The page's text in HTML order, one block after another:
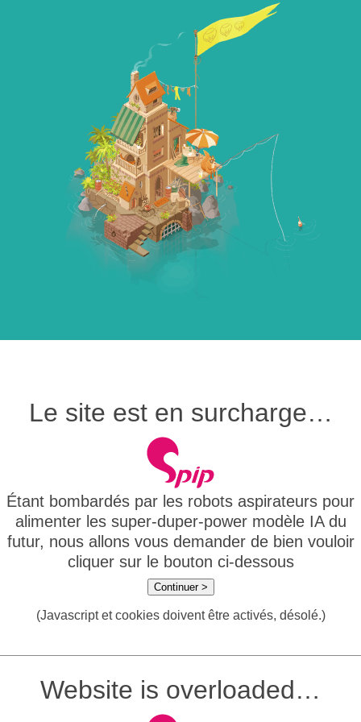
Le site est en surcharge…
Étant bombardés par les robots aspirateurs pour
alimenter les super-duper-power modèle IA du
futur, nous allons vous demander de bien vouloir
cliquer sur le bouton ci-dessous
Continuer >
(Javascript et cookies doivent être activés, désolé.)
Website is overloaded…